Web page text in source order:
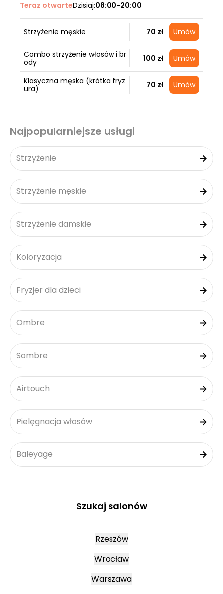
Teraz otwarteDzisiaj:08:00-20:00
Strzyżenie męskie 70 zł Umów
Combo strzyżenie włosów i br
ody
100 zł Umów
Klasyczna męska (krótka fryz
ura)
70 zł Umów
Najpopularniejsze usługi
Strzyżenie
Strzyżenie męskie
Strzyżenie damskie
Koloryzacja
Fryzjer dla dzieci
Ombre
Sombre
Airtouch
Pielęgnacja włosów
Baleyage
Szukaj salonów
Rzeszów
Wrocław
Warszawa